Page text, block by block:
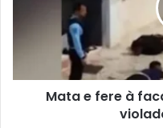
Mata e fere à